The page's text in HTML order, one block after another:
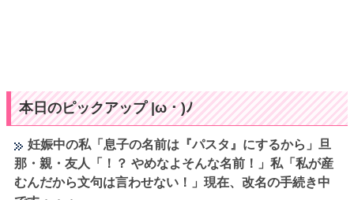
本日のピックアップ |ω・)ﾉ
妊娠中の私「息子の名前は『パスタ』にするから」旦
那・親・友人「！？ やめなよそんな名前！」私「私が産
むんだから文句は言わせない！」現在、改名の手続き中